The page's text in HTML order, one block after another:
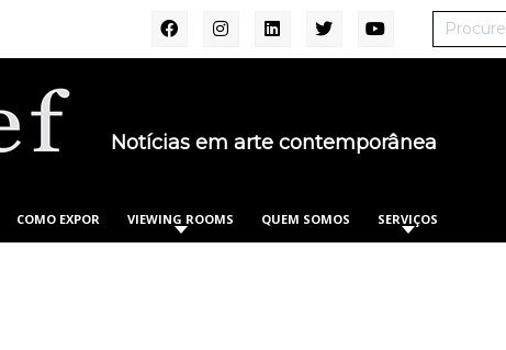
Notícias em arte contemporânea
COMO EXPOR VIEWING ROOMS QUEM SOMOS SERVIÇOS